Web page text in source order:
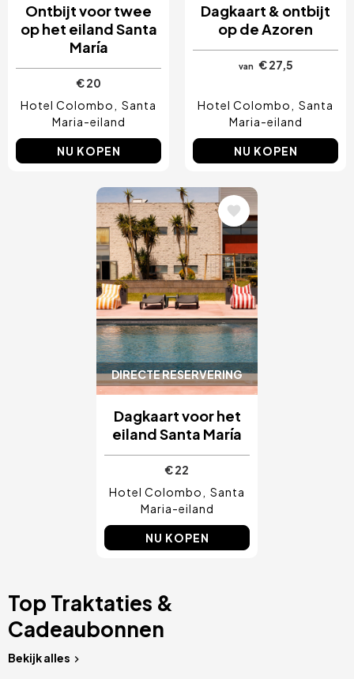
Ontbijt voor twee
op het eiland Santa
María
€ 20
Hotel Colombo
Santa
Maria-eiland
NU KOPEN
Dagkaart & ontbijt
op de Azoren
van € 27,5
Hotel Colombo
Santa
Maria-eiland
NU KOPEN
DIRECTE RESERVERING
Afbeelding
Dagkaart voor het
eiland Santa María
€ 22
Hotel Colombo
Santa
Maria-eiland
NU KOPEN
Top Traktaties &
Cadeaubonnen
Bekijk alles